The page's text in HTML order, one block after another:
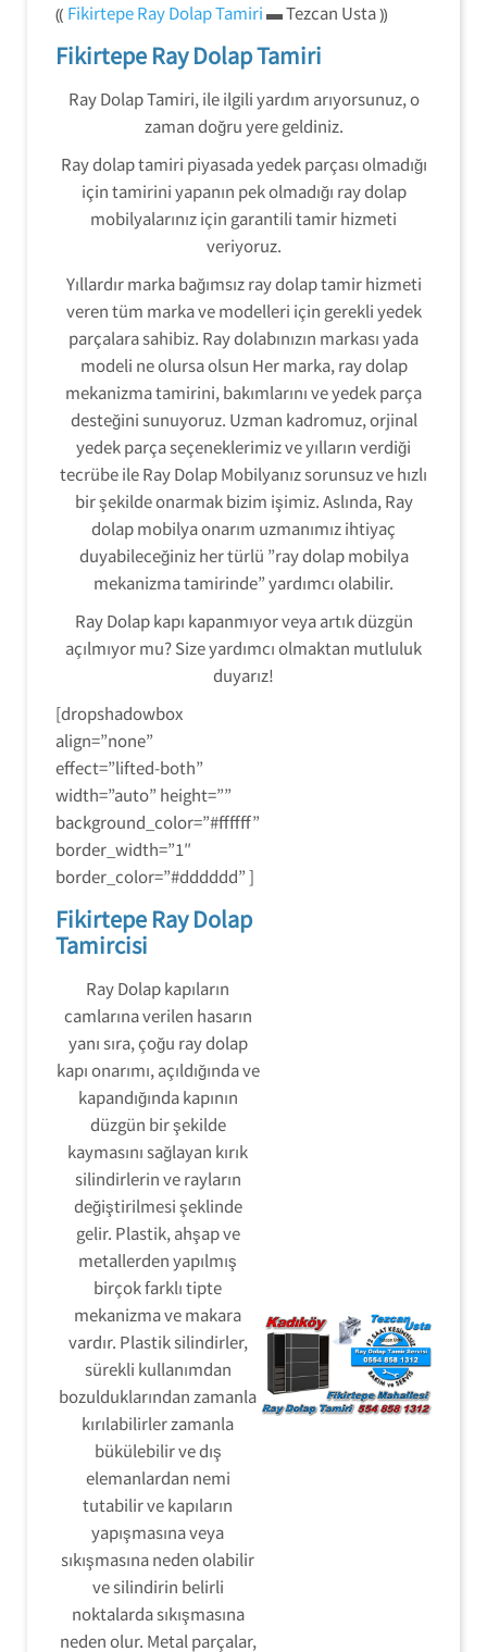
⸨ Fikirtepe Ray Dolap Tamiri▬ Tezcan Usta ⸩
Fikirtepe Ray Dolap Tamiri
Ray Dolap Tamiri, ile ilgili yardım arıyorsunuz, o
zaman doğru yere geldiniz.
Ray dolap tamiri piyasada yedek parçası olmadığı
için tamirini yapanın pek olmadığı ray dolap
mobilyalarınız için garantili tamir hizmeti
veriyoruz.
Yıllardır marka bağımsız ray dolap tamir hizmeti
veren tüm marka ve modelleri için gerekli yedek
parçalara sahibiz. Ray dolabınızın markası yada
modeli ne olursa olsun Her marka, ray dolap
mekanizma tamirini, bakımlarını ve yedek parça
desteğini sunuyoruz. Uzman kadromuz, orjinal
yedek parça seçeneklerimiz ve yılların verdiği
tecrübe ile Ray Dolap Mobilyanız sorunsuz ve hızlı
bir şekilde onarmak bizim işimiz. Aslında, Ray
dolap mobilya onarım uzmanımız ihtiyaç
duyabileceğiniz her türlü ”ray dolap mobilya
mekanizma tamirinde” yardımcı olabilir.
Ray Dolap kapı kapanmıyor veya artık düzgün
açılmıyor mu? Size yardımcı olmaktan mutluluk
duyarız!
[dropshadowbox
align=”none”
effect=”lifted-both”
width=”auto” height=””
background_color=”#ffffff”
border_width=”1″
border_color=”#dddddd” ]
Fikirtepe Ray Dolap
Tamircisi
Ray Dolap kapıların
camlarına verilen hasarın
yanı sıra, çoğu ray dolap
kapı onarımı, açıldığında ve
kapandığında kapının
düzgün bir şekilde
kaymasını sağlayan kırık
silindirlerin ve rayların
değiştirilmesi şeklinde
gelir. Plastik, ahşap ve
metallerden yapılmış
birçok farklı tipte
mekanizma ve makara
vardır. Plastik silindirler,
sürekli kullanımdan
bozulduklarından zamanla
kırılabilirler zamanla
bükülebilir ve dış
elemanlardan nemi
tutabilir ve kapıların
yapışmasına veya
sıkışmasına neden olabilir
ve silindirin belirli
noktalarda sıkışmasına
neden olur. Metal parçalar,